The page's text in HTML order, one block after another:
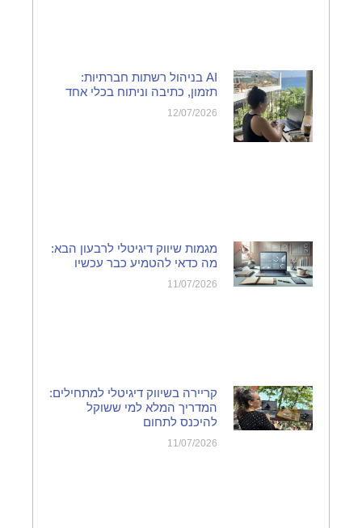
AI בניהול רשתות חברתיות:
תזמון, כתיבה וניתוח בכלי אחד
12/07/2026
מגמות שיווק דיגיטלי לרבעון הבא:
מה כדאי להטמיע כבר עכשיו
11/07/2026
קריירה בשיווק דיגיטלי למתחילים:
המדריך המלא למי ששוקל
להיכנס לתחום
11/07/2026